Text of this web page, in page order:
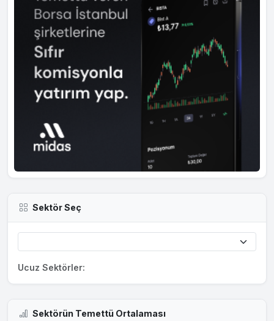
Sektör Seç
Ucuz Sektörler:
Sektörün Temettü Ortalaması